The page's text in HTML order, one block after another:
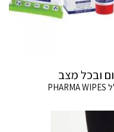
ובכל מצב